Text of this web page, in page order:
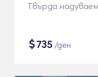
Твърда
$735 /ден